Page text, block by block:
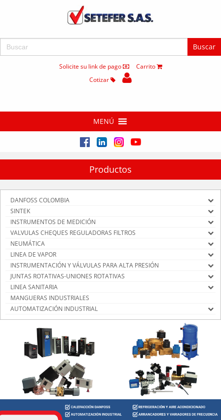
Buscar:
Solicite su link de pago
Carrito
Cotizar
MENÚ
Productos
DANFOSS COLOMBIA
SINTEK
INSTRUMENTOS DE MEDICIÓN
VALVULAS CHEQUES REGULADORAS FILTROS
NEUMÁTICA
LINEA DE VAPOR
INSTRUMENTACIÓN Y VÁLVULAS PARA ALTA PRESIÓN
JUNTAS ROTATIVAS-UNIONES ROTATIVAS
LINEA SANITARIA
MANGUERAS INDUSTRIALES
AUTOMATIZACIÓN INDUSTRIAL